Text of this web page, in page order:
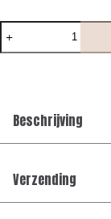
Manilo
Kids
-
TaupeBeschrijving
Verzending